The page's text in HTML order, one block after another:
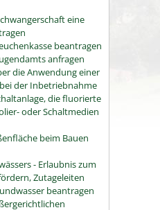
eine
beantragen
anfragen
die Anwendung einer
der Inbetriebnahme
die fluorierte
oder Schaltmedien
beim Bauen
- Erlaubnis zum
Zutageleiten
beantragen